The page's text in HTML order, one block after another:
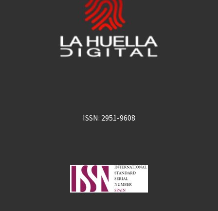
ISSN: 2951-9608